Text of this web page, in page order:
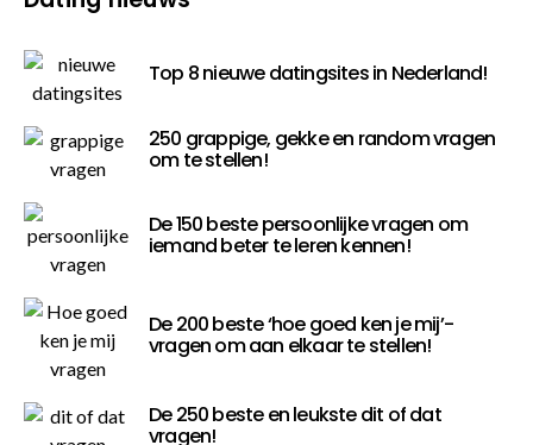
Top 8 nieuwe datingsites in Nederland!
250 grappige, gekke en random vragen
om te stellen!
De 150 beste persoonlijke vragen om
iemand beter te leren kennen!
De 200 beste ‘hoe goed ken je mij’-
vragen om aan elkaar te stellen!
De 250 beste en leukste dit of dat
vragen!